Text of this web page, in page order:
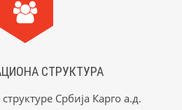
СТРУКТУРА
Србија Карго а.д.